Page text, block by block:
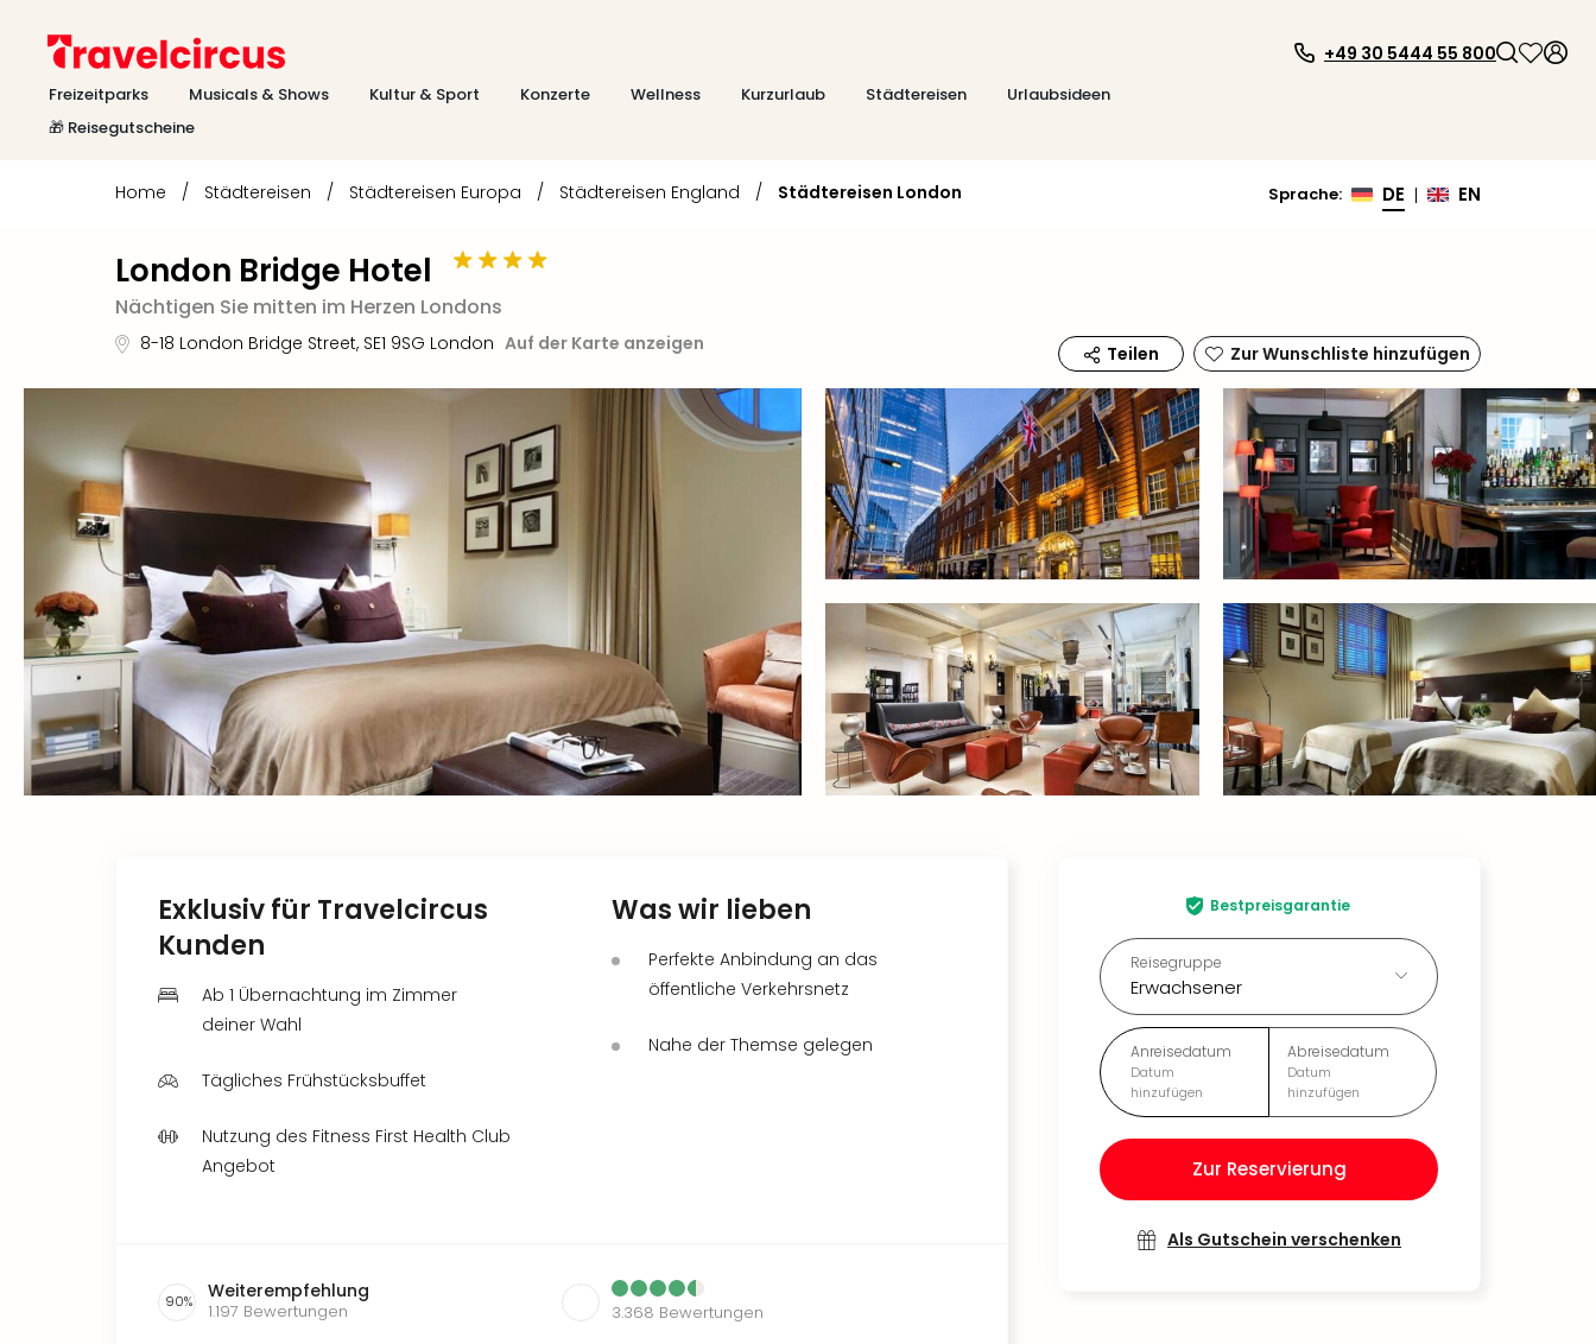
Freizeitparks Musicals & Shows Kultur & Sport Konzerte Wellness Kurzurlaub Städtereisen
Urlaubsideen
🎁 Reisegutscheine
+49 30 5444 55 800
Home / Städtereisen / Städtereisen Europa / Städtereisen England / Städtereisen London Sprache: DE | EN
London Bridge Hotel
Nächtigen Sie mitten im Herzen Londons
8-18 London Bridge Street, SE1 9SG London Auf der Karte anzeigen Teilen Zur Wunschliste hinzufügen
Bestpreisgarantie
Reisegruppe
Erwachsener
Anreisedatum
Datum
hinzufügen
Abreisedatum
Datum
hinzufügen
Zur Reservierung
Als Gutschein verschenken
Exklusiv für Travelcircus
Kunden
Ab 1 Übernachtung im Zimmer
deiner Wahl
Tägliches Frühstücksbuffet
Nutzung des Fitness First Health Club
Angebot
Was wir lieben
Perfekte Anbindung an das
öffentliche Verkehrsnetz
Nahe der Themse gelegen
90% Weiterempfehlung
1.197 Bewertungen 3.368 Bewertungen